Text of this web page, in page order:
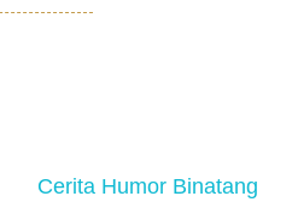
Cerita Humor Binatang